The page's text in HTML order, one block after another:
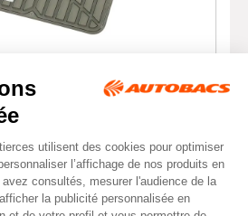
/ arrière lavable S fumé
Quality
4,95 €
Réf : 382663
d'informations >